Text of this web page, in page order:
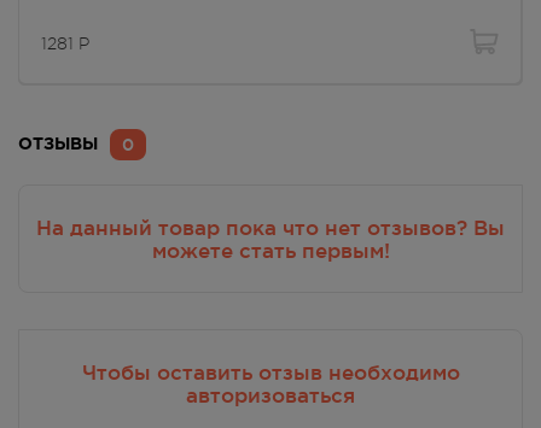
1281 Р
0
ОТЗЫВЫ
Чтобы оставить отзыв необходимо
авторизоваться
На данный товар пока что нет отзывов? Вы
можете стать первым!